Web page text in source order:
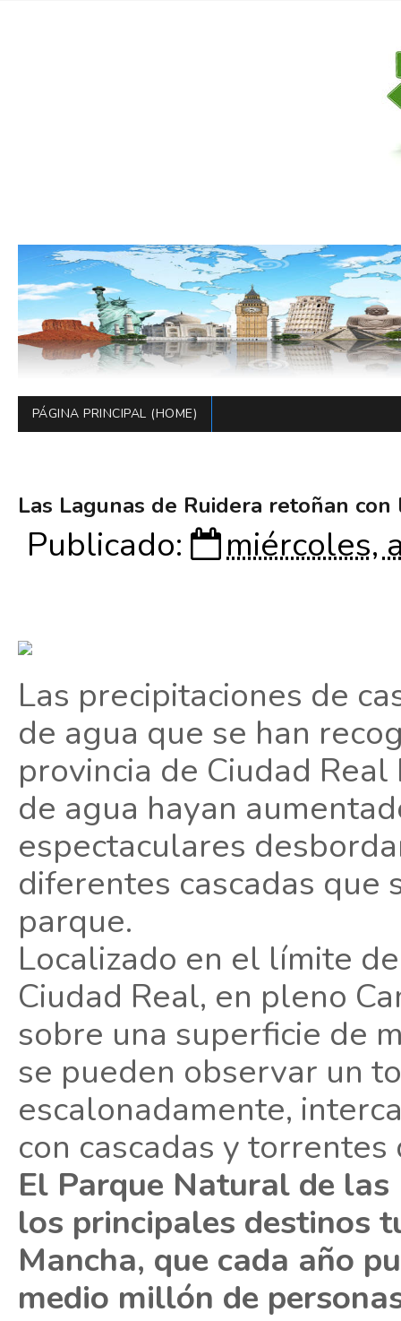
PÁGINA PRINCIPAL (HOME)
Las Lagunas de Ruidera retoñan
Publicado: miércoles,
Las precipitaciones de
de agua que se han
provincia de Ciudad
de agua hayan
espectaculares
diferentes cascadas
parque.
Localizado en el límite
Ciudad Real, en pleno
sobre una superficie de
se pueden observar un
escalonadamente,
con cascadas y torrentes
El Parque Natural de las
los principales destinos
Mancha, que cada año
medio millón de